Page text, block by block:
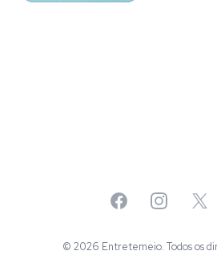
FacebookInstagram
X
© 2026 Entretemeio. Todos os